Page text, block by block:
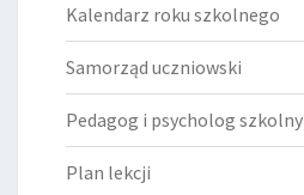
Kalendarz roku szkolnego
Samorząd uczniowski
Pedagog i psycholog szkolny
Plan lekcji